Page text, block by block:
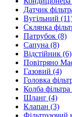
Датчик
Вугільний
Склянка
Патрубок (8)
Сапуна (8)
Відстійник (6)
Повітряно
Газовий (4)
Головка
Колба фільтра
Шланг (4)
Клапан (3)
Фільтруючий